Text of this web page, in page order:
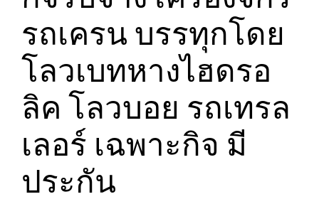
รถเครน บรรทุกโดย
โลวเบทหางไฮดรอ
ลิค โลวบอย รถเทรล
เลอร์ เฉพาะกิจ มี
ประกัน